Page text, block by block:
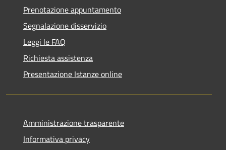
Prenotazione appuntamento
Segnalazione disservizio
Leggi le FAQ
Richiesta assistenza
Presentazione Istanze online
Amministrazione trasparente
Informativa privacy